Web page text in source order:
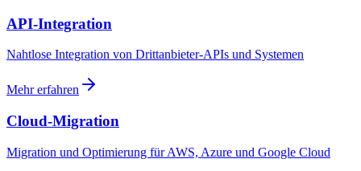
API-Integration
Nahtlose Integration von Drittanbieter-APIs und Systemen
Mehr erfahren
Cloud-Migration
Migration und Optimierung für AWS, Azure und Google Cloud